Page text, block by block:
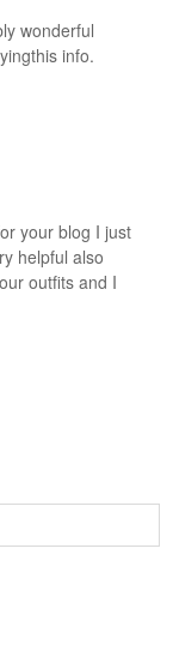
wonderful
info.
your blog I just
helpful also
outfits and I